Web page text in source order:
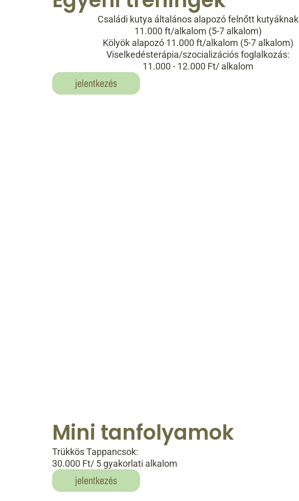
Családi kutya általános alapozó felnőtt kutyáknak
11.000 ft/alkalom (5-7 alkalom)
Kölyök alapozó 11.000 ft/alkalom (5-7 alkalom)
Viselkedésterápia/szocializációs foglalkozás:
11.000 - 12.000 Ft/ alkalom
jelentkezés
Mini tanfolyamok
Trükkös Tappancsok:
30.000 Ft/ 5 gyakorlati alkalom
jelentkezés